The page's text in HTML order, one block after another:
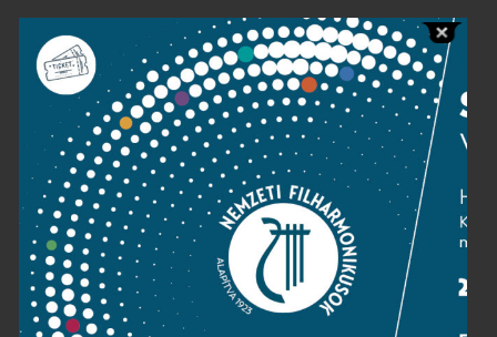
Sajtószoba
Adatvédelem
Impresszum
NEMZETI
FILHARMONIKUSOK